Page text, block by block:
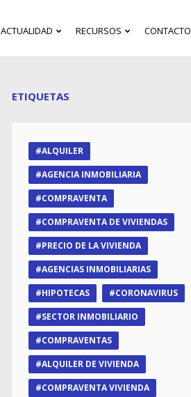
ACTUALIDAD RECURSOS CONTACTO
ETIQUETAS
ALQUILER
AGENCIA INMOBILIARIA
COMPRAVENTA
COMPRAVENTA DE VIVIENDAS
PRECIO DE LA VIVIENDA
AGENCIAS INMOBILIARIAS
HIPOTECAS
CORONAVIRUS
SECTOR INMOBILIARIO
COMPRAVENTAS
ALQUILER DE VIVIENDA
COMPRAVENTA VIVIENDA